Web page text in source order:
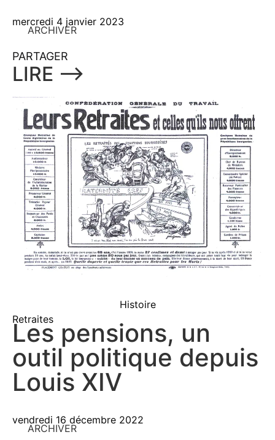
mercredi 4 janvier 2023
ARCHIVER
PARTAGER
LIRE ⟶
Histoire
Retraites
Les pensions, un
outil politique depuis
Louis XIV
vendredi 16 décembre 2022
ARCHIVER